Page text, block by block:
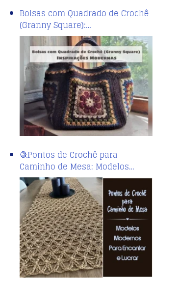
Bolsas com Quadrado de Crochê
(Granny Square):…
🧶Pontos de Crochê para
Caminho de Mesa: Modelos…